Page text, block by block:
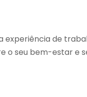
experiência de
seu bem-estar e